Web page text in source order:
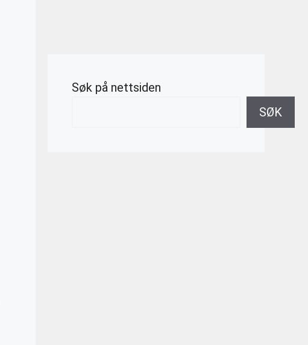
Søk på nettsiden
SØK